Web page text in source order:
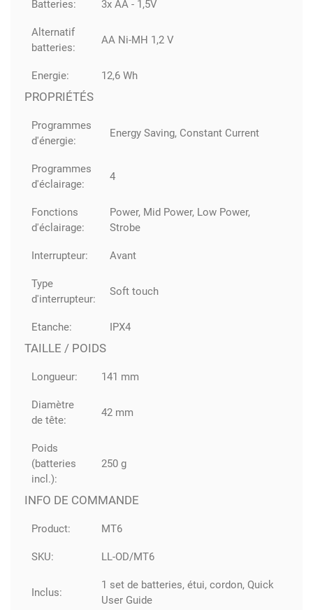
Batteries: 3x AA - 1,5V
Alternatif
batteries:
AA Ni-MH 1,2 V
Energie: 12,6 Wh
PROPRIÉTÉS
Programmes
d'énergie:
Energy Saving, Constant Current
Programmes
d'éclairage:
4
Fonctions
d'éclairage:
Power, Mid Power, Low Power,
Strobe
Interrupteur: Avant
Type
d'interrupteur:
Soft touch
Etanche: IPX4
TAILLE / POIDS
Longueur: 141 mm
Diamètre
de tête:
42 mm
Poids
(batteries
incl.):
250 g
INFO DE COMMANDE
Product: MT6
SKU: LL-OD/MT6
Inclus:
1 set de batteries, étui, cordon, Quick
User Guide